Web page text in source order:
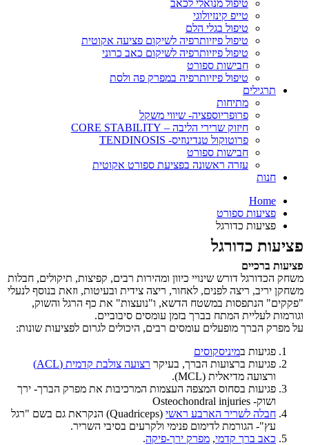
טיפול מנואלי לכאב
טייפ קינזיולוגי
טיפול בגלי הלם
טיפול פיזיותרפיה לשיקום פציעה אקוטית
טיפול פיזיותרפיה לשיקום כאב כרוני
חבישות ספורט
טיפול פיזיותרפיה במפרק פה ולסת
תרגילים
מתיחות
פרופריוספציה- שיווי משקל
חיזוק שרירי הליבה – CORE STABILITY
פרוטוקול טנדינוזיס- TENDINOSIS
חבישות ספורט
עזרה ראשונה בפציעת ספורט אקוטית
חנות
Home
פציעות ספורט
פציעות כדורגל
פציעות כדורגל
פציעות ברכיים
משחק הכדורגל דורש שינויי כיוון ומהירות רבים, קפיצות, תיקולים, חבלות
משחקן יריב, ריצה לפנים, לאחור, ריצה צידית ובעיטות, וזאת בנוסף לנעלי
"פקקים" הנתפסות במשטח הדשא, ו"נועצות" את כף הרגל והשוק,
וגורמות לעליית המתח בברך בזמן עומסים סיבוביים.
על מפרק הברך מופעלים עומסים רבים, היכולים לגרום לפציעות שונות:
פגיעות במיניסקוסים
פגיעות ברצועות הברך, בעיקר רצועה צולבת קדמית (ACL)
ורצועה מדיאלית (MCL).
פגיעות בסחוס המצפה העצמות המרכיבות את מפרק הברך- ירך
ושוק- Osteochondral injuries
חבלה לשריר הארבע ראשי
(Quadriceps) הנקראת גם בשם "רגל
עץ"- הגורמת לדימום פנימי ולקרעים בסיבי השריר.
כאב ברך קדמי, מפרק ירך-פיקה.